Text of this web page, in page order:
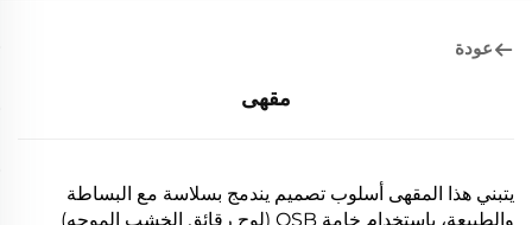
عودة
مقهى
يتبني هذا المقهى أسلوب تصميم يندمج بسلاسة مع البساطة
والطبيعة، باستخدام خامة OSB (لوح رقائق الخشب الموجه)